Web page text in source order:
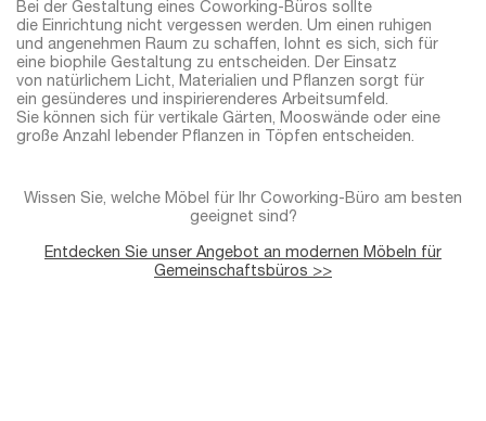
Bei der Gestaltung eines Coworking-Büros sollte
die Einrichtung nicht vergessen werden. Um einen ruhigen
und angenehmen Raum zu schaffen, lohnt es sich, sich für
eine biophile Gestaltung zu entscheiden. Der Einsatz
von natürlichem Licht, Materialien und Pflanzen sorgt für
ein gesünderes und inspirierenderes Arbeitsumfeld.
Sie können sich für vertikale Gärten, Mooswände oder eine
große Anzahl lebender Pflanzen in Töpfen entscheiden.
Wissen Sie, welche Möbel für Ihr Coworking-Büro am besten
geeignet sind?
Entdecken Sie unser Angebot an modernen Möbeln für
Gemeinschaftsbüros >>